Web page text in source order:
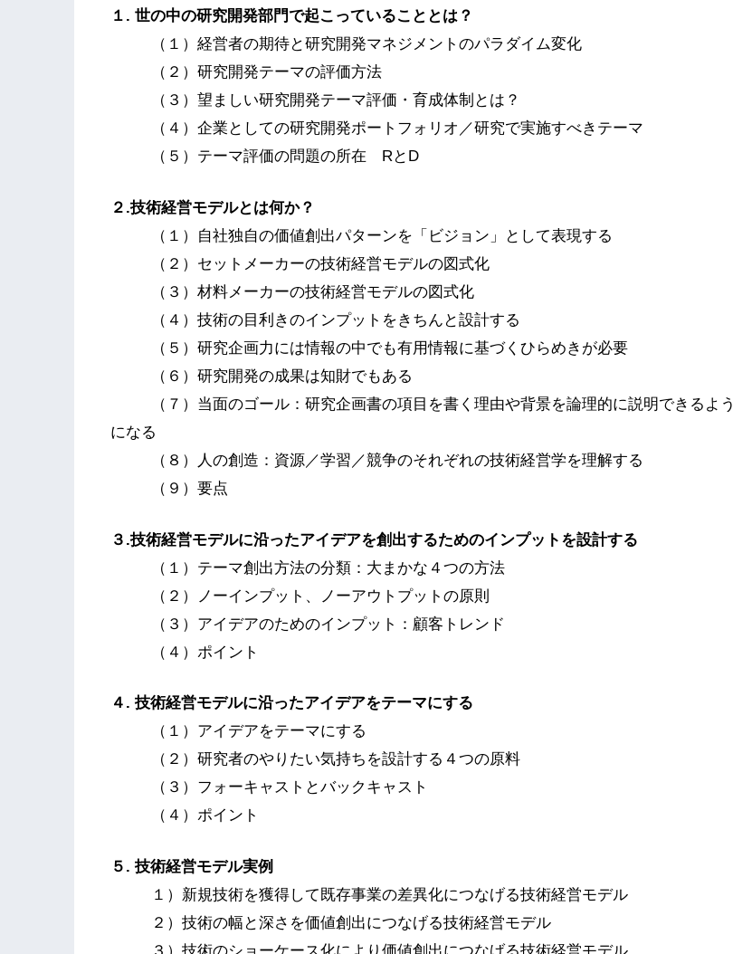
１. 世の中の研究開発部門で起こっていることとは？
（１）経営者の期待と研究開発マネジメントのパラダイム変化
（２）研究開発テーマの評価方法
（３）望ましい研究開発テーマ評価・育成体制とは？
（４）企業としての研究開発ポートフォリオ／研究で実施すべきテーマ
（５）テーマ評価の問題の所在 RとD
２.技術経営モデルとは何か？
（１）自社独自の価値創出パターンを「ビジョン」として表現する
（２）セットメーカーの技術経営モデルの図式化
（３）材料メーカーの技術経営モデルの図式化
（４）技術の目利きのインプットをきちんと設計する
（５）研究企画力には情報の中でも有用情報に基づくひらめきが必要
（６）研究開発の成果は知財でもある
（７）当面のゴール：研究企画書の項目を書く理由や背景を論理的に説明できるよう
になる
（８）人の創造：資源／学習／競争のそれぞれの技術経営学を理解する
（９）要点
３.技術経営モデルに沿ったアイデアを創出するためのインプットを設計する
（１）テーマ創出方法の分類：大まかな４つの方法
（２）ノーインプット、ノーアウトプットの原則
（３）アイデアのためのインプット：顧客トレンド
（４）ポイント
４. 技術経営モデルに沿ったアイデアをテーマにする
（１）アイデアをテーマにする
（２）研究者のやりたい気持ちを設計する４つの原料
（３）フォーキャストとバックキャスト
（４）ポイント
５. 技術経営モデル実例
１）新規技術を獲得して既存事業の差異化につなげる技術経営モデル
２）技術の幅と深さを価値創出につなげる技術経営モデル